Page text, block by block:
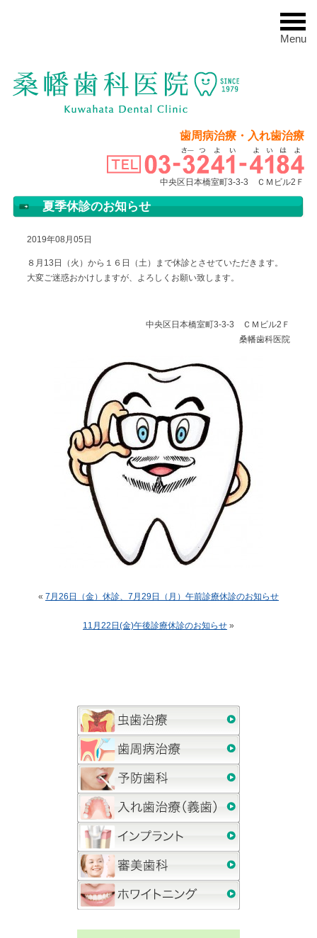
Menu
歯周病治療・入れ歯治療
中央区日本橋室町3-3-3 ＣＭビル2Ｆ
夏季休診のお知らせ
2019年08月05日
８月13日（火）から１６日（土）まで休診とさせていただきます。
大変ご迷惑おかけしますが、よろしくお願い致します。
中央区日本橋室町3-3-3 ＣＭビル2Ｆ
桑幡歯科医院
« 7月26日（金）休診、7月29日（月）午前診療休診のお知らせ
11月22日(金)午後診療休診のお知らせ »